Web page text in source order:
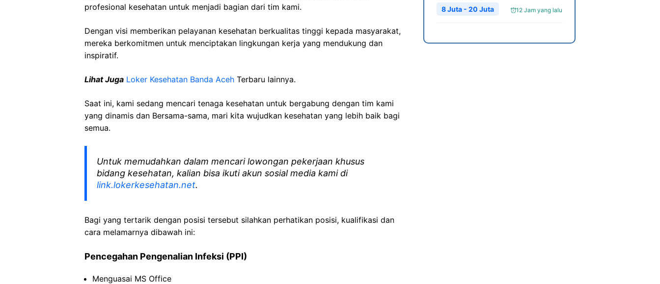
profesional kesehatan untuk menjadi bagian dari tim kami.
Dengan visi memberikan pelayanan kesehatan berkualitas tinggi kepada masyarakat,
mereka berkomitmen untuk menciptakan lingkungan kerja yang mendukung dan
inspiratif.
Lihat Juga Loker Kesehatan Banda Aceh Terbaru lainnya.
Saat ini, kami sedang mencari tenaga kesehatan untuk bergabung dengan tim kami
yang dinamis dan Bersama-sama, mari kita wujudkan kesehatan yang lebih baik bagi
semua.
Untuk memudahkan dalam mencari lowongan pekerjaan khusus
bidang kesehatan, kalian bisa ikuti akun sosial media kami di
link.lokerkesehatan.net.
Bagi yang tertarik dengan posisi tersebut silahkan perhatikan posisi, kualifikasi dan
cara melamarnya dibawah ini:
Pencegahan Pengenalian Infeksi (PPI)
Menguasai MS Office
12 Jam yang lalu
8 Juta - 20 Juta